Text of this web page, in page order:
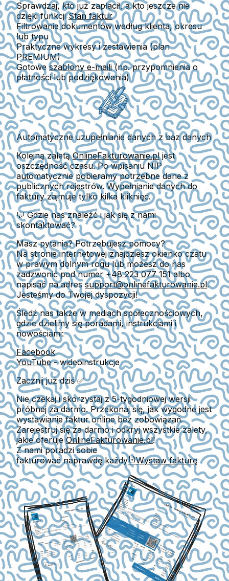
Sprawdzaj, kto już zapłacił, a kto jeszcze nie
dzięki funkcjiStan faktur
Filtrowanie dokumentów według klienta, okresu
lub typu
Praktyczne wykresy i zestawienia (plan
PREMIUM)
Gotoweszablony e-maili(np. przypomnienia o
płatności lub podziękowania)
Automatyczne uzupełnianie danych z baz danych
Kolejną zaletąOnlineFakturowanie.pljest
oszczędność czasu. Po wpisaniu NIP
automatycznie pobieramy potrzebne danez
publicznych rejestrów. Wypełnianie danych do
faktury zajmuje tylko kilka kliknięć.
💬 Gdzie nas znaleźć i jak się z nami
skontaktować?
Masz pytania? Potrzebujesz pomocy?
Na stronie internetowej znajdzieszokienko czatu
w prawym dolnym rogu lub możesz do nas
zadzwonić pod numer +48 223 077 151albo
napisać na adres support@onlinefakturowanie.pl.
Jesteśmy do Twojej dyspozycji!
Śledź nas także w mediach społecznościowych,
gdzie dzielimy się poradami, instrukcjami i
nowościami:
Facebook
YouTube- wideoinstrukcje
Zacznij już dziś ✅
Nie czekaj i skorzystaj z 5-tygodniowej wersji
próbnej za darmo. Przekonaj się, jak wygodne jest
wystawianie faktur online bez zobowiązań.
Zarejestruj się za darmo i odkryj wszystkie zalety,
jakie oferujeOnlineFakturowanie.pl!
Z nami poradzi sobie
fakturować naprawdę każdy
Wystaw fakturę